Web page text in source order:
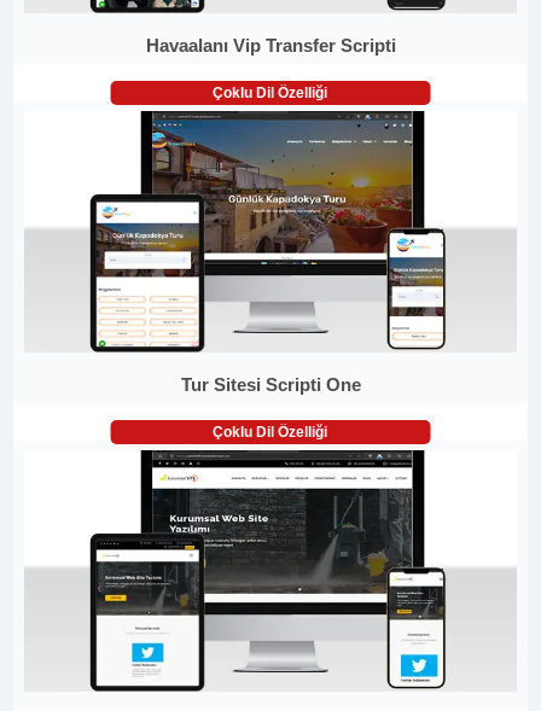
Havaalanı Vip Transfer Scripti
Çoklu Dil Özelliği
Tur Sitesi Scripti One
Çoklu Dil Özelliği